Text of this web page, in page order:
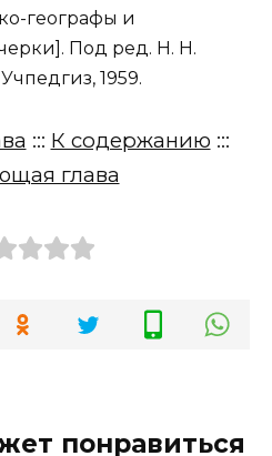
географы и
Под ред. Н. Н.
1959.
::: К содержанию :::
глава
понравиться